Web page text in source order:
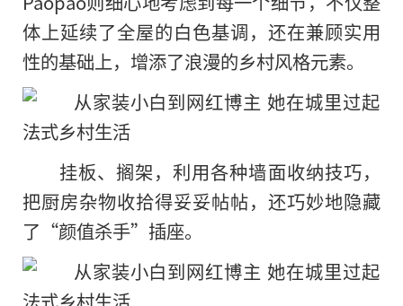
体上延续了全屋的白色基调，还在兼顾实用
性的基础上，增添了浪漫的乡村风格元素。
挂板、搁架，利用各种墙面收纳技巧，
把厨房杂物收拾得妥妥帖帖，还巧妙地隐藏
了“颜值杀手”插座。